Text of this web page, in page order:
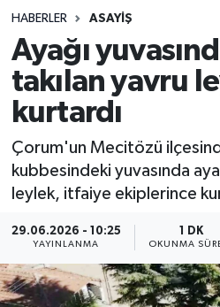
HABERLER ASAYIŞ
Ayağı
takılan yavru
kurtardı
Çorum'un Mecitözü
kubbesindeki yuvasında
leylek, itfaiye ekiplerince
29.06.2026 - 10:25
YAYINLANMA
1 DK
OKUNMA
Spor
Teknoloji
Yaşam